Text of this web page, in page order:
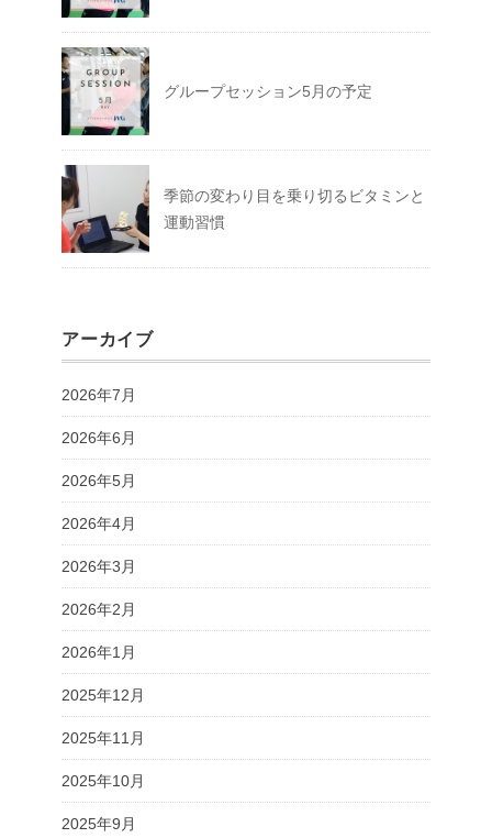
グループセッション5月の予定
季節の変わり目を乗り切るビタミンと
運動習慣
アーカイブ
2026年7月
2026年6月
2026年5月
2026年4月
2026年3月
2026年2月
2026年1月
2025年12月
2025年11月
2025年10月
2025年9月